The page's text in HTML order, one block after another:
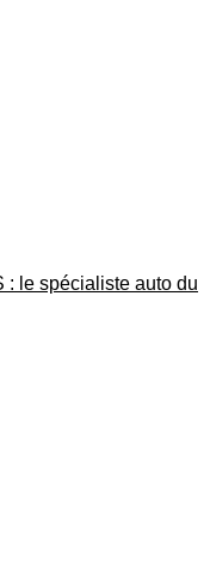
: le spécialiste auto du